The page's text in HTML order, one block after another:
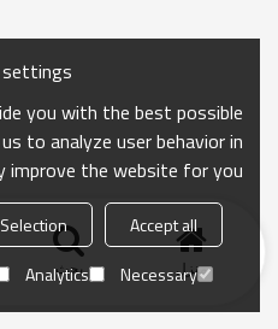
منزل بحث
settings
you with the best possible
to analyze user behavior in
the website for you.
Accept all
Necessary
Analytics